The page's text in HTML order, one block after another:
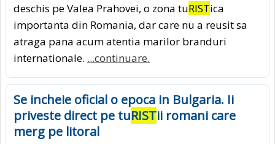
deschis pe Valea Prahovei, o zona tuRISTica
importanta din Romania, dar care nu a reusit sa
atraga pana acum atentia marilor branduri
internationale. ...continuare.
Se incheie oficial o epoca in Bulgaria. Ii
priveste direct pe tuRISTii romani care
merg pe litoral